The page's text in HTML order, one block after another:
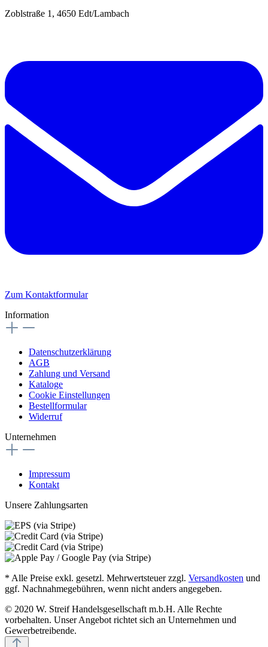
Zoblstraße 1, 4650 Edt/Lambach
Zum Kontaktformular
Information
Datenschutzerklärung
AGB
Zahlung und Versand
Kataloge
Cookie Einstellungen
Bestellformular
Widerruf
Unternehmen
Impressum
Kontakt
Unsere Zahlungsarten
* Alle Preise exkl. gesetzl. Mehrwertsteuer zzgl. Versandkosten und
ggf. Nachnahmegebühren, wenn nicht anders angegeben.
© 2020 W. Streif Handelsgesellschaft m.b.H. Alle Rechte
vorbehalten. Unser Angebot richtet sich an Unternehmen und
Gewerbetreibende.